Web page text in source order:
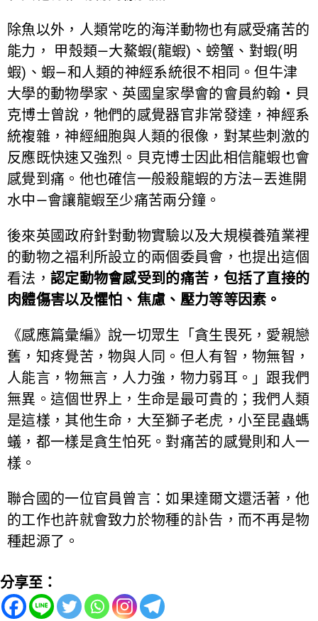
除魚以外，人類常吃的海洋動物也有感受痛苦的
能力， 甲殼類—大鰲蝦(龍蝦)、螃蟹、對蝦(明
蝦)、蝦—和人類的神經系統很不相同。但牛津
大學的動物學家、英國皇家學會的會員約翰‧貝
克博士曾說，牠們的感覺器官非常發達，神經系
統複雜，神經細胞與人類的很像，對某些刺激的
反應既快速又強烈。貝克博士因此相信龍蝦也會
感覺到痛。他也確信一般殺龍蝦的方法—丟進開
水中—會讓龍蝦至少痛苦兩分鐘。
後來英國政府針對動物實驗以及大規模養殖業裡
的動物之福利所設立的兩個委員會，也提出這個
看法， 認定動物會感受到的痛苦，包括了直接的
肉體傷害以及懼怕、焦慮、壓力等等因素。
《感應篇彙編》說一切眾生「貪生畏死，愛親戀
舊，知疼覺苦，物與人同。但人有智，物無智，
人能言，物無言，人力強，物力弱耳。」跟我們
無異。這個世界上，生命是最可貴的；我們人類
是這樣，其他生命，大至獅子老虎，小至昆蟲螞
蟻，都一樣是貪生怕死。對痛苦的感覺則和人一
樣。
聯合國的一位官員曾言：如果達爾文還活著，他
的工作也許就會致力於物種的訃告，而不再是物
種起源了。
分享至：